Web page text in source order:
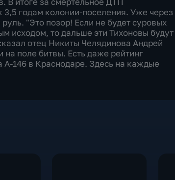
годам колонии-поселения. Уже через
"Это позор! Если не будет суровых
исходом, то дальше эти Тихоновы будут
отец Никиты Челядинова Андрей
поле битвы. Есть даже рейтинг
А-146 в Краснодаре. Здесь на каждые